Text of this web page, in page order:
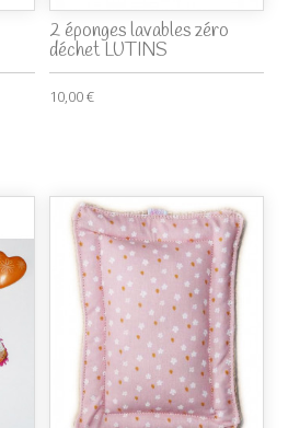
2 éponges lavables zéro
déchet LUTINS
10,00 €